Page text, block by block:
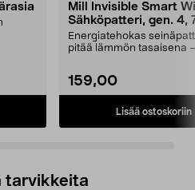
Mill Invisible Smart
Sähköpatteri, gen. 4,
Energiatehokas
pitää lämmön tasaisena
159,00
Lisää ostoskoriin
tarvikkeita